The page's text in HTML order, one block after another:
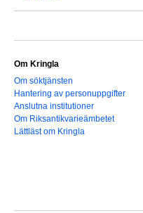
Om Kringla
Om söktjänsten
Hantering av personuppgifter
Anslutna institutioner
Om Riksantikvarieämbetet
Lättläst om Kringla